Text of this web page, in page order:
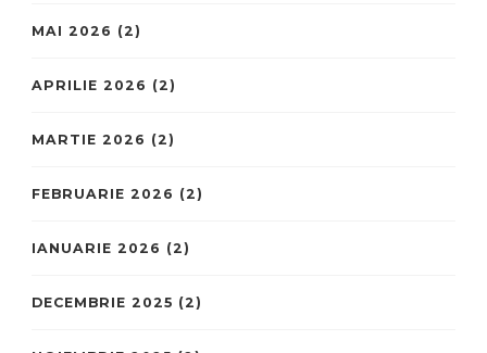
MAI 2026 (2)
APRILIE 2026 (2)
MARTIE 2026 (2)
FEBRUARIE 2026 (2)
IANUARIE 2026 (2)
DECEMBRIE 2025 (2)